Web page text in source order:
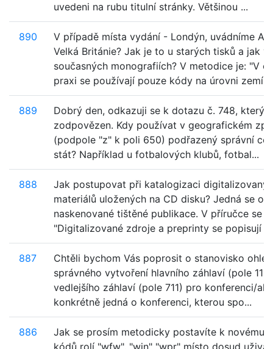
uvedeni na rubu titulní stránky. Většinou ...
890
V případě místa vydání - Londýn, uvádníme
Velká Británie? Jak je to u starých tisků a jak v
současných monografiích? V metodice je: "V
praxi se používají pouze kódy na úrovni zemí,
889
Dobrý den, odkazuji se k dotazu č. 748, který
zodpovězen. Kdy používat v geografickém
(podpole "z" k poli 650) podřazený správní
stát? Například u fotbalových klubů, fotbal...
888
Jak postupovat při katalogizaci
materiálů uložených na CD disku? Jedná se o
naskenované tištěné publikace. V příručce se
"Digitalizované zdroje a preprinty se popisují
887
Chtěli bychom Vás poprosit o stanovisko
správného vytvoření hlavního záhlaví (pole
vedlejšího záhlaví (pole 711) pro konferenci/
konkrétně jedná o konferenci, kterou spo...
886
Jak se prosím metodicky postavíte k novému
kódů rolí "wfw", "win" "wpr" místo dosud